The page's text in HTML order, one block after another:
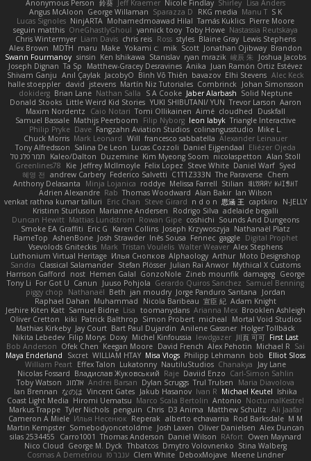
Anonymous Person 鈴葵 Jeff Kraemer Nicole Findlay Shirley Lisa Anders
Angus McAloon George Willaman Sparazza D RKG media Manu T S K
Lucas Signoles NinjARTA Mohamedmoawad Hilal Tamás Kuklics Pierre Moore
seguin matthis OneGhastlyGhoul yannick tooy Toby Howe Nastassia Reutskaya
Chris Wintermyer Liam Davis chris reis Ross styles Blaine Gray Lewis Stephens
Alex Brown MDTH maru Make Yokami c: mik Scott Jonathan Ojibway Brandon
Swann Fourmanoy sinsin Ken Ishikawa Stanislav ryan mrazik 峻辰 朱
Joshua Jacobs
Joseph Dignan Ta Sp Matthew-Gracey Desravines Anika Juan Ramón Ortiz Estévez
Shivam Ganju Anıl Çaylak JacobyO Bình Võ Thiên bavazov Elhi Stevens Alec Keck
halle stoeppler david jstevens Martín Niz Tutoriales Combrinck Johan Simonsson
dokiderg Brian Lane Nathan Salla S A Cooke Jaber Alarbash Solid Neptune
Donald Stooks Little Weird Kid Stories YUKI SHIBUTANI/ YUN Trevor Larson Aaron
Maxim Nordentz
Caio Notari Tomi Ollikainen Aimé cloudhed
Duskfall
Samuel Bassale Mathijs Peerboom Filip Nyborg leon labyk Triangle Interactive
Philip Pryke Dave Fangzahn Aviation Studios colinangusstudio Mike L.
Chuck Morris Mark Leonard Will francesco sabbatella Alexander Leinauer
Tony Alfredsson Salina De Leon Lucas Cozzoli Daniel Eijgendaal Eliézer Ojeda
תמר פלג טל
Kaleo/Dalton Duzemine Kim Myeong Soom nicolaspetton Alan Stoll
Greenlines78
Kie Jeffrey McIlmoyle Felix Lopez Steve White Daniel Warf Syed
혜영 전 andrew Carbery Federico Salvetti C1T1Z333N The Paraverse Chem
Anthony Delasanta
Minja Lojanica roddye Melissa Farrell Stilian ꌃ꒒ꀎꋪꋪꌩ ꀘꈤꀤꁅꃅ꓄
Adrien Alexandre Rab Thomas Woodward Alan Bakir Ian Wilson
venkat rathna kumar talluri
Eric Chan Steve Girard n d o n 思涵 王 captkiro
N-JELLY
Kristinn Sturluson Marianne Andersen Rodrigo Silva adelaide begalli
Duncan Hewitt Mattias Lundstrom Rowan Gipe coshichi Sounds And Dungeons
Smoke EA Graffiti Eric G Karen Collins Joseph Krzywoszyja Nathanaël Platz
FlameTop AshenBone Josh Strawder Inês Sousa Fennec gaggle Digital Prophet
Vsevolods Gniteckis Mark Tristan Voulelis Walter Weaver Alex Stephens
Luthonium Virtual Heritage Илья Снопков Alphaology Arthur Moto Designshop
Sandra Classical Salamander Stefan Plösser Julian Rai Anwor Mythical X Customs
Harrison Gafford
nost Hemen Galal GonzoNole Zineb mounfik damageg George
Tony Li For Got U Canun Juuso Pohjola Gerardo Quiros Sanchez Samuel Benning
piggy chop
Nathanaël Beth jan moudry Jorge Panduro Santana
Jordan
Raphael Dahan Muhammad Nicola Baribeau 宣臣 紀 Adam Knight
Jeshire Kiten Katt Samuel Bidne Lisa toomanydans Arianna Mex Brooklen Ashleigh
Oliver Cretton
kiki Patrick Balthrop Simon Probert micheal
Mortal Void Studios
Mathias Kirkeby Jay Court Bart Paul Dujardin Anilene Gassner Holger Tollbäck
Nikita Lebedev Filip Morys Doxy Michel Kinfoussia lewdgazer 川頁 可可 First Last
Bob Anderson Ofek Chen Keegan Moore David French Alex Pehotin Michael R Sai
Maya Enderland
Sxcret WILLIAM HTAY Misa Vlogs Philipp Lehmann bob
Elliot Sloss
William Peart Effex Talon Lukatonny NautiluStudios Chanakya
Jay Lane
Nicolas Fossard Владислав Жуковський Raje Daviid Enzo Carl-Simon Sahlin
Toby Watson אלמוג Andrei Barsan Dylan Scruggs Trul Trulsen
Maria Diavolova
Ian Brennan なのは Vincent Gates Jakub Hasanov Ivan R Michael Keutel Ishika
Coast Light Media Hiromi Uematsu Marco Scala Bertolin Antonio NocturnalKestrel
Markus Trappe Tyler Nichols penguin Chris D3 Anima Matthew Schultz Ali Jaafar
Cameron A Miele Илья Несенюк Reperak alberto echavarria Rod Barksdale M M
Martin Kempster Somebodyoncetoldme Josh Laxen Oliver Danielsen Alex Duncan
silas 2534455
Carro1001 Thomas Anderson Daniel Wilson RAfort Owen Maynard
Nico Cloud George M. Dyck Thbatcos Dmytro Volovnenko Stina Walberg
Cosmas A Demetriou ענבר פז Clem White DeboxMojave Meene Lindner